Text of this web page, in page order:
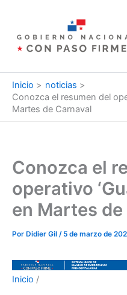
contenido
Inicio
noticias
Conozca el resumen del
Martes de Carnaval
Conozca el
operativo
en Martes
Por Didier Gil / 5 de marzo de
Inicio /